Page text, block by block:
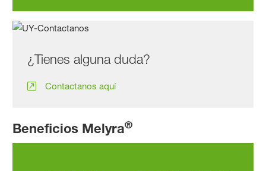
¿Tienes alguna duda?
Contactanos aquí
Beneficios Melyra®